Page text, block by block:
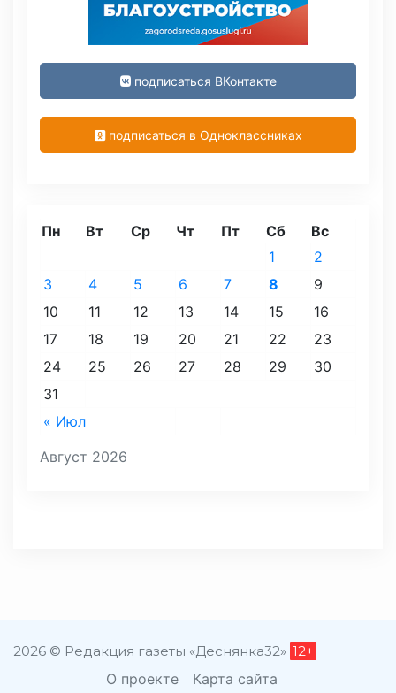
подписаться ВКонтакте
подписаться в Одноклассниках
Август 2026
Пн Вт Ср Чт Пт Сб Вс
« Июл
1
2
3
4 5 6 7 8
9
10
11 12 13 14 15
16
17
18 19 20 21 22
23
24
25 26 27 28 29
30
31
2026 © Редакция газеты «Деснянка32» 12+
О проекте Карта сайта